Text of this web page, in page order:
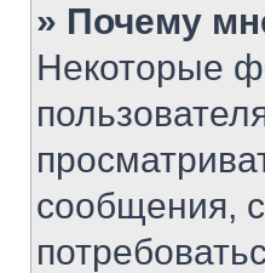
» Почему
Некоторые
сообщения,